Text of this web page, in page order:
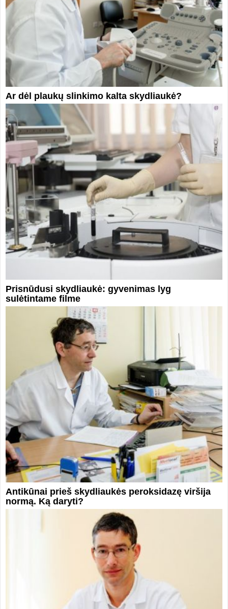
Ar dėl plaukų slinkimo kalta skydliaukė?
Prisnūdusi skydliaukė: gyvenimas lyg
sulėtintame filme
Antikūnai prieš skydliaukės peroksidazę viršija
normą. Ką daryti?